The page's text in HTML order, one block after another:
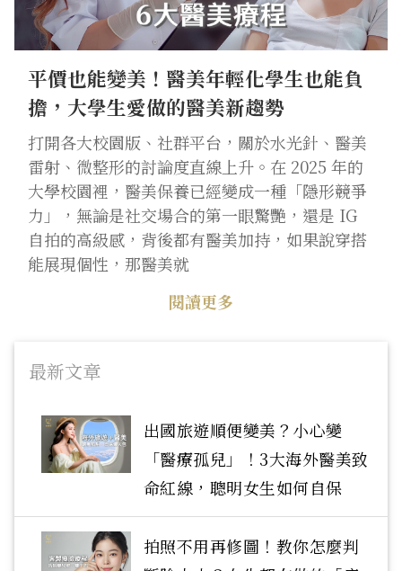
平價也能變美！醫美年輕化學生也能負
擔，大學生愛做的醫美新趨勢
打開各大校園版、社群平台，關於水光針、醫美
雷射、微整形的討論度直線上升。在 2025 年的
大學校園裡，醫美保養已經變成一種「隱形競爭
力」，無論是社交場合的第一眼驚艷，還是 IG
自拍的高級感，背後都有醫美加持，如果說穿搭
能展現個性，那醫美就
閱讀更多
最新文章
出國旅遊順便變美？小心變
「醫療孤兒」！3大海外醫美致
命紅線，聰明女生如何自保
拍照不用再修圖！教你怎麼判